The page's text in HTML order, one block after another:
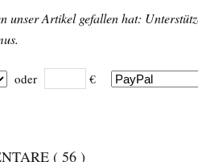
unser Artikel gefallen hat:
oder €
( 56 )